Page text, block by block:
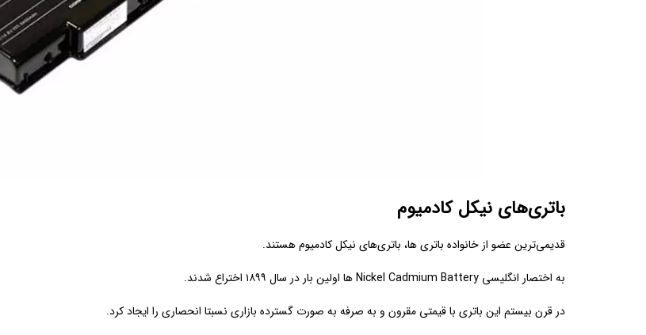
باتری‌های نیکل کادمیوم
قدیمی‌ترین عضو از خانواده باتری ها، باتری‌های نیکل کادمیوم هستند.
به اختصار انگلیسی Nickel Cadmium Battery‌ ها اولین بار در سال ۱۸۹۹ اختراع شدند.
در قرن بیستم این باتری با قیمتی مقرون و به صرفه به صورت گسترده بازاری نسبتا انحصاری را ایجاد کرد.